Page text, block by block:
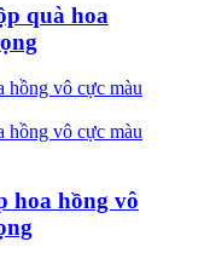
quà hoa
hoa hồng vô